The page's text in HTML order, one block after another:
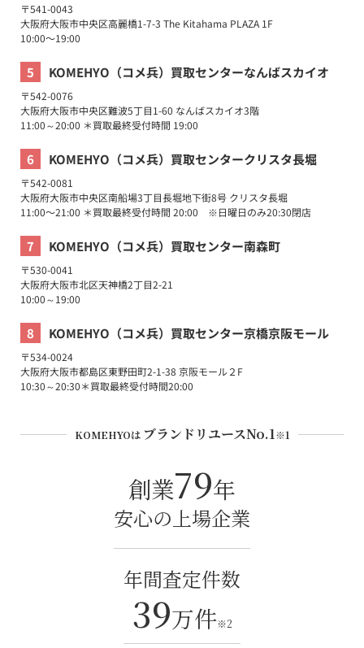
〒541-0043
大阪府大阪市中央区高麗橋1-7-3 The Kitahama PLAZA 1F
10:00〜19:00
5 KOMEHYO（コメ兵）買取センターなんばスカイオ
〒542-0076
大阪府大阪市中央区難波5丁目1-60 なんばスカイオ3階
11:00～20:00 ＊買取最終受付時間 19:00
6 KOMEHYO（コメ兵）買取センタークリスタ長堀
〒542-0081
大阪府大阪市中央区南船場3丁目長堀地下街8号 クリスタ長堀
11:00〜21:00 ＊買取最終受付時間 20:00 ※日曜日のみ20:30閉店
7 KOMEHYO（コメ兵）買取センター南森町
〒530-0041
大阪府大阪市北区天神橋2丁目2-21
10:00～19:00
8 KOMEHYO（コメ兵）買取センター京橋京阪モール
〒534-0024
大阪府大阪市都島区東野田町2-1-38 京阪モール２F
10:30～20:30＊買取最終受付時間20:00
KOMEHYOは ブランドリユースNo.1※1
創業79年
安心の上場企業
年間査定件数
39万件※2